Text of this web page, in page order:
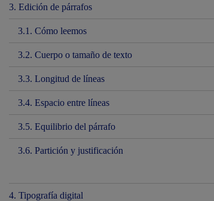
3. Edición de párrafos
3.1. Cómo leemos
3.2. Cuerpo o tamaño de texto
3.3. Longitud de líneas
3.4. Espacio entre líneas
3.5. Equilibrio del párrafo
3.6. Partición y justificación
4. Tipografía digital